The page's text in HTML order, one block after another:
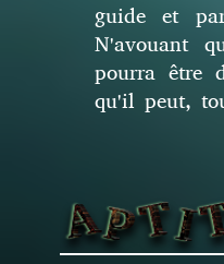
guide et
N'avouant
pourra être
qu'il peut,